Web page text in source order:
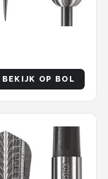
BEKIJK OP BOL